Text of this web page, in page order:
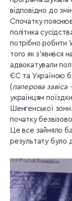
відповідно до
Спочатку
політика
потрібно робити
того як з’явився
адвокатували
ЄС та Україною
( паперова
українцям
Шенгенської
початку
Це все зайняло
результату було